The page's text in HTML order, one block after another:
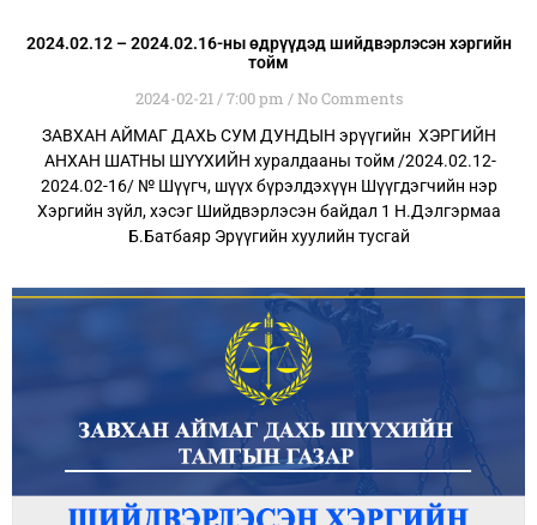
2024.02.12 – 2024.02.16-ны өдрүүдэд шийдвэрлэсэн хэргийн
тойм
2024-02-21 7:00 pm No Comments
ЗАВХАН АЙМАГ ДАХЬ СУМ ДУНДЫН эрүүгийн ХЭРГИЙН
АНХАН ШАТНЫ ШҮҮХИЙН хуралдааны тойм /2024.02.12-
2024.02-16/ № Шүүгч, шүүх бүрэлдэхүүн Шүүгдэгчийн нэр
Хэргийн зүйл, хэсэг Шийдвэрлэсэн байдал 1 Н.Дэлгэрмаа
Б.Батбаяр Эрүүгийн хуулийн тусгай